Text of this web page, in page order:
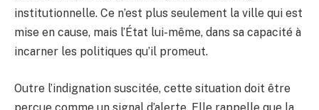
institutionnelle. Ce n’est plus seulement la ville qui est
mise en cause, mais l’État lui-même, dans sa capacité à
incarner les politiques qu’il promeut.
Outre l’indignation suscitée, cette situation doit être
perçue comme un signal d’alerte. Elle rappelle que la